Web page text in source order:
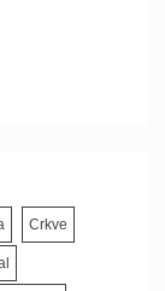
Crkve